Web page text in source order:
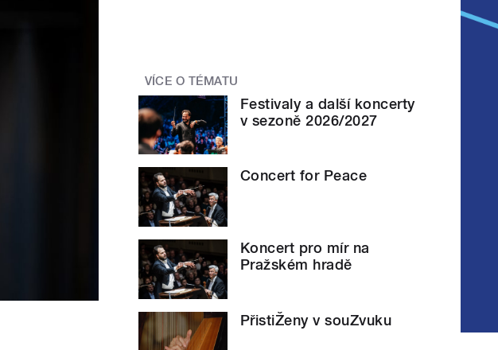
VÍCE O TÉMATU
Festivaly a další koncerty
v sezoně 2026/2027
Concert for Peace
Koncert pro mír na
Pražském hradě
PřistiŽeny v souZvuku